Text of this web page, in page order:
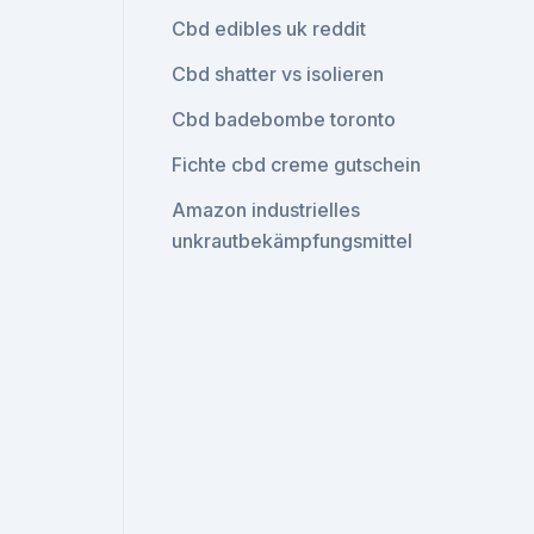
Cbd edibles uk reddit
Cbd shatter vs isolieren
Cbd badebombe toronto
Fichte cbd creme gutschein
Amazon industrielles
unkrautbekämpfungsmittel